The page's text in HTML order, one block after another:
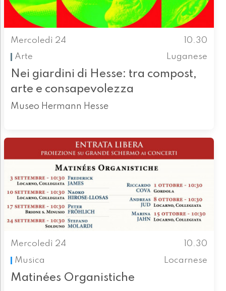
Mercoledì 24
10.30
Arte
Luganese
Nei giardini di Hesse: tra compost,
arte e consapevolezza
Museo Hermann Hesse
Mercoledì 24
10.30
Musica
Locarnese
Matinées Organistiche